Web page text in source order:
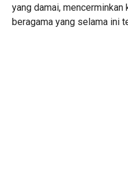
yang damai,
beragama yang selama ini